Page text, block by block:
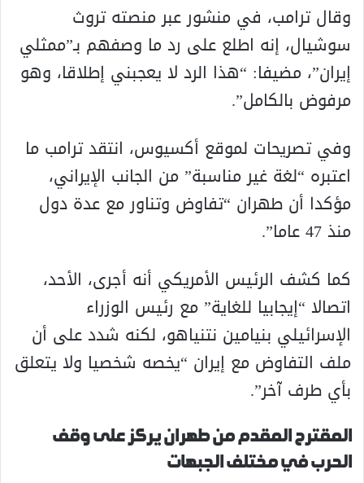
وقال ترامب، في منشور عبر منصته تروث
سوشيال، إنه اطلع على رد ما وصفهم بـ”ممثلي
إيران”، مضيفا: “هذا الرد لا يعجبني إطلاقا، وهو
مرفوض بالكامل”.
وفي تصريحات لموقع أكسيوس، انتقد ترامب ما
اعتبره “لغة غير مناسبة” من الجانب الإيراني،
مؤكدا أن طهران “تفاوض وتناور مع عدة دول
منذ 47 عاما”.
كما كشف الرئيس الأمريكي أنه أجرى، الأحد،
اتصالا “إيجابيا للغاية” مع رئيس الوزراء
الإسرائيلي بنيامين نتنياهو، لكنه شدد على أن
ملف التفاوض مع إيران “يخصه شخصيا ولا يتعلق
بأي طرف آخر”.
المقترح المقدم من طهران يركز على وقف
الحرب في مختلف الجبهات